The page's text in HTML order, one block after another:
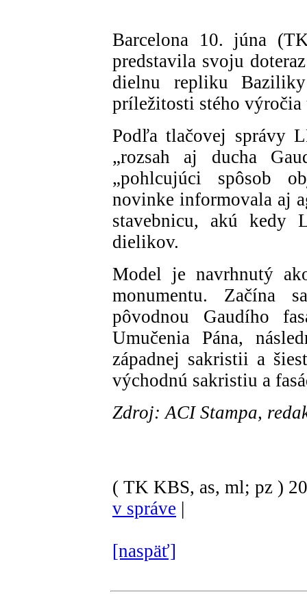
Barcelona 10. júna
predstavila svoju
dielnu repliku
príležitosti stého
Podľa tlačovej správy
„rozsah aj ducha
„pohlcujúci spôsob
novinke informovala aj
stavebnicu, akú kedy
dielikov.
Model je navrhnutý
monumentu. Začína
pôvodnou Gaudího
Umučenia Pána,
západnej sakristii a
východnú sakristiu a
Zdroj: ACI Stampa,
( TK KBS, as, ml; pz )
v správe |
[naspäť]